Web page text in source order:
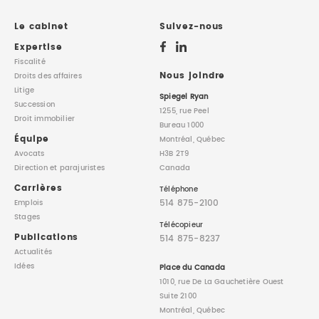
PROPRIÉTÉ INTELLECTUELLE
DROIT DE LA FAMILLE
Le cabinet
Expertise
Fiscalité
Droits des affaires
Litige
Succession
Droit immobilier
Équipe
Avocats
Directionet parajuristes
Carrières
Emplois
Stages
Publications
Actualités
Idées
Suivez-nous
Nous joindre
Spiegel Ryan
1255, rue Peel
Bureau 1000
Montréal, Québec
H3B 2T9
Canada
Téléphone
514 875-2100
Télécopieur
514 875-8237
Place du Canada
1010, rue De La Gauchetière Ouest
Suite 2100
Montréal, Québec